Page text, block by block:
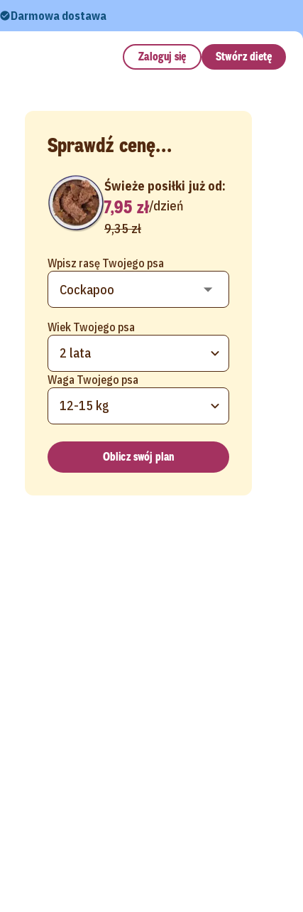
Darmowa dostawa
Zaloguj się Stwórz dietę
Sprawdź cenę...
Wpisz rasę Twojego psa
Wiek Twojego psa
2 lata
Waga Twojego psa
12-15 kg
Świeże posiłki już od:
7,95 zł/dzień
9,35 zł
Oblicz swój plan